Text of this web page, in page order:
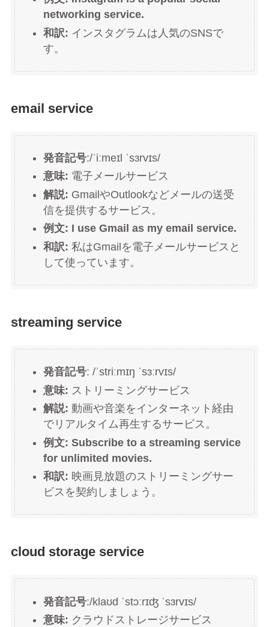
networking service.
和訳: インスタグラムは人気のSNSで
す。
email service
発音記号:/ˈiːmeɪl ˈsɜrvɪs/
意味: 電子メールサービス
解説: GmailやOutlookなどメールの送受
信を提供するサービス。
例文: I use Gmail as my email service.
和訳: 私はGmailを電子メールサービスと
して使っています。
streaming service
発音記号: /ˈstriːmɪŋ ˈsɜːrvɪs/
意味: ストリーミングサービス
解説: 動画や音楽をインターネット経由
でリアルタイム再生するサービス。
例文: Subscribe to a streaming service
for unlimited movies.
和訳: 映画見放題のストリーミングサー
ビスを契約しましょう。
cloud storage service
発音記号:/klaʊd ˈstɔːrɪʤ ˈsɜrvɪs/
意味: クラウドストレージサービス